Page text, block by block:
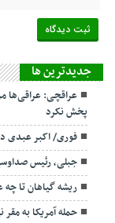
جديدترين ها
عراقچی: عراقی‌ها
پخش نکرد
فوری/ اکبر عبدی
جبلی، رئیس
ریشه گیاهان تا
حمله آمریکا به